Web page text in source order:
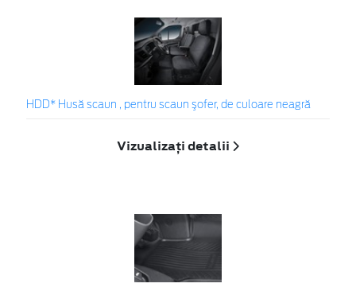
HDD* Husă scaun , pentru scaun şofer, de culoare neagră
Vizualizați detalii